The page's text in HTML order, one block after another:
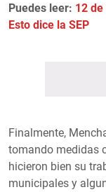
Puedes leer: 12
Esto dice la SEP
Finalmente,
tomando medidas
hicieron bien su
municipales y